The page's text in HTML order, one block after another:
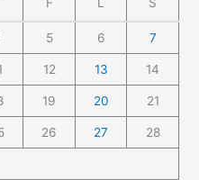
5 6 7
12 13 14
19 20 21
26 27 28